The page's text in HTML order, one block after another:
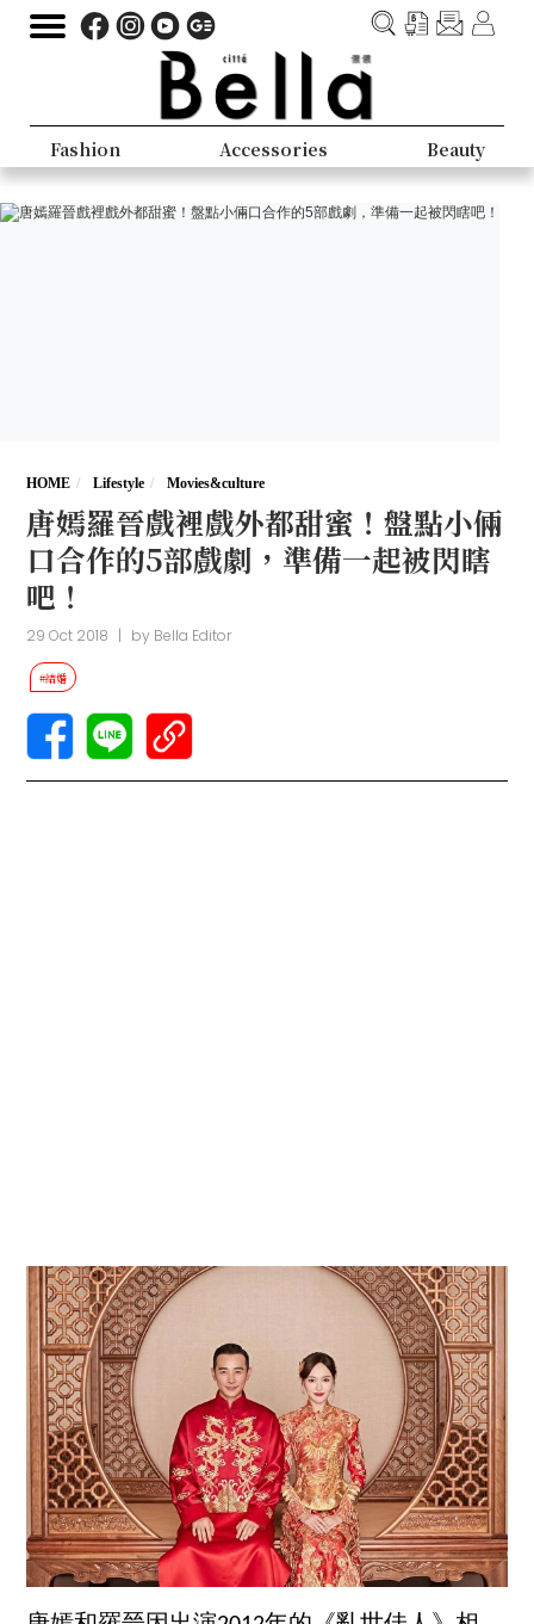
Fashion Accessories Beauty
HOME Lifestyle Movies&culture
唐嫣羅晉戲裡戲外都甜蜜！盤點小倆
口合作的5部戲劇，準備一起被閃瞎
吧！
29 Oct 2018 | by Bella Editor
#結婚